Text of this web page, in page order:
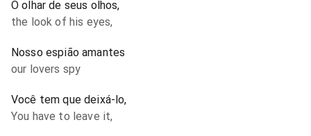
O olhar de seus olhos,
the look of his eyes,
Nosso espião amantes
our lovers spy
Você tem que deixá-lo,
You have to leave it,